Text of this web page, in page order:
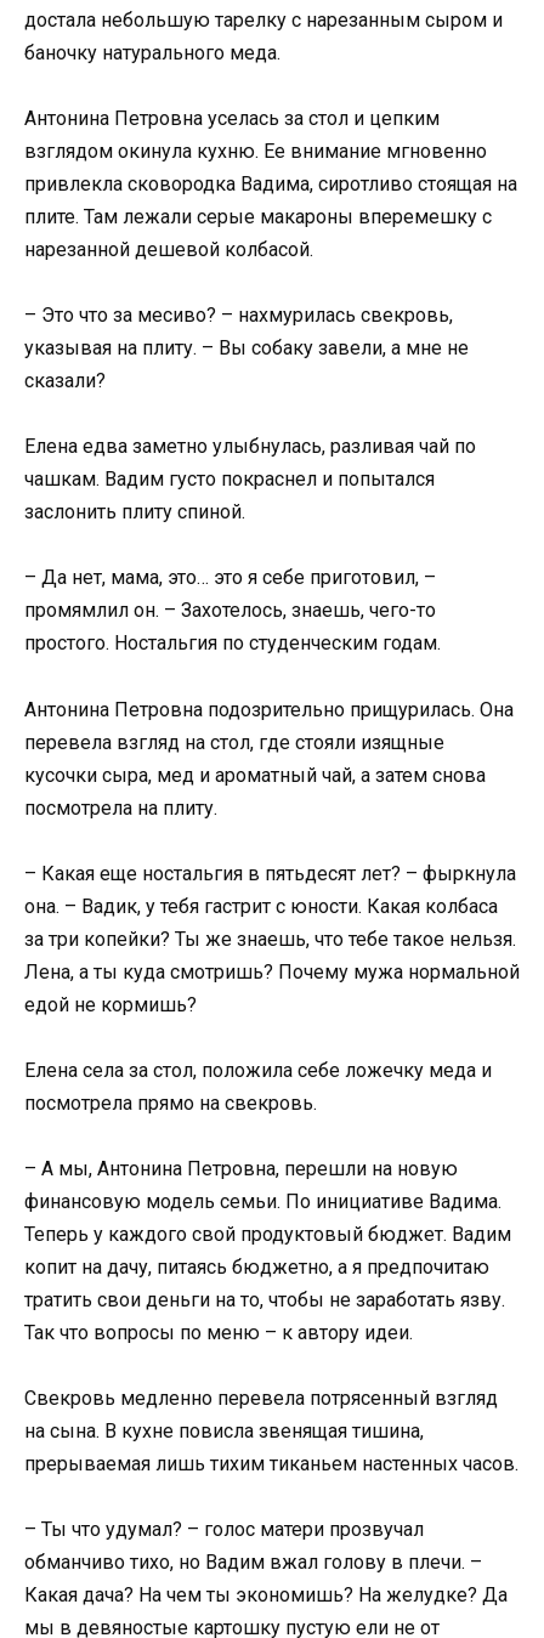
достала небольшую тарелку с нарезанным сыром и
баночку натурального меда.
Антонина Петровна уселась за стол и цепким
взглядом окинула кухню. Ее внимание мгновенно
привлекла сковородка Вадима, сиротливо стоящая на
плите. Там лежали серые макароны вперемешку с
нарезанной дешевой колбасой.
– Это что за месиво? – нахмурилась свекровь,
указывая на плиту. – Вы собаку завели, а мне не
сказали?
Елена едва заметно улыбнулась, разливая чай по
чашкам. Вадим густо покраснел и попытался
заслонить плиту спиной.
– Да нет, мама, это… это я себе приготовил, –
промямлил он. – Захотелось, знаешь, чего-то
простого. Ностальгия по студенческим годам.
Антонина Петровна подозрительно прищурилась. Она
перевела взгляд на стол, где стояли изящные
кусочки сыра, мед и ароматный чай, а затем снова
посмотрела на плиту.
– Какая еще ностальгия в пятьдесят лет? – фыркнула
она. – Вадик, у тебя гастрит с юности. Какая колбаса
за три копейки? Ты же знаешь, что тебе такое нельзя.
Лена, а ты куда смотришь? Почему мужа нормальной
едой не кормишь?
Елена села за стол, положила себе ложечку меда и
посмотрела прямо на свекровь.
– А мы, Антонина Петровна, перешли на новую
финансовую модель семьи. По инициативе Вадима.
Теперь у каждого свой продуктовый бюджет. Вадим
копит на дачу, питаясь бюджетно, а я предпочитаю
тратить свои деньги на то, чтобы не заработать язву.
Так что вопросы по меню – к автору идеи.
Свекровь медленно перевела потрясенный взгляд
на сына. В кухне повисла звенящая тишина,
прерываемая лишь тихим тиканьем настенных часов.
– Ты что удумал? – голос матери прозвучал
обманчиво тихо, но Вадим вжал голову в плечи. –
Какая дача? На чем ты экономишь? На желудке? Да
мы в девяностые картошку пустую ели не от